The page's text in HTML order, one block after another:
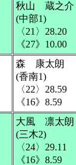
秋山 蔵之介
(中部1)
〈21〉28.20
《27》10.00
森 康太朗
(香南1)
〈22〉28.59
《16》8.59
大風 凛太朗
(三木2)
〈24〉29.11
《16》8.59